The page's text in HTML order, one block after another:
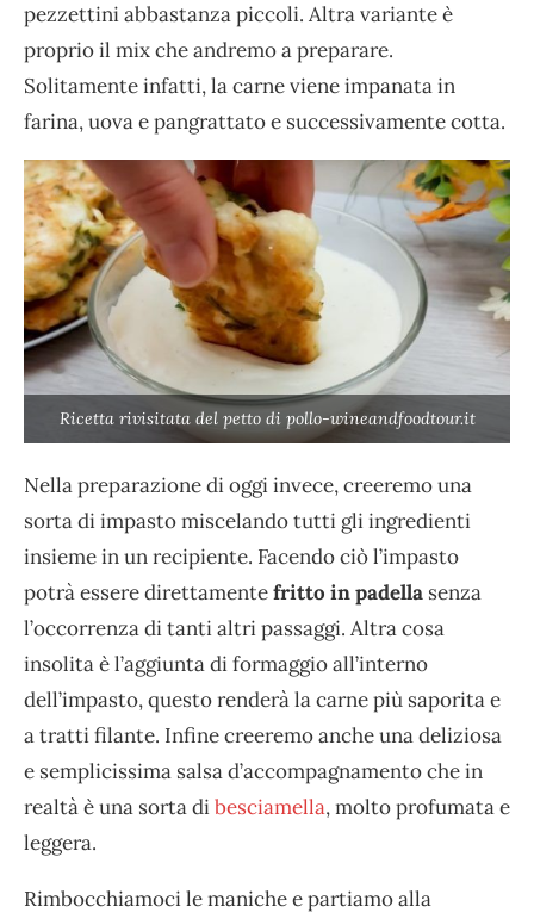
pezzettini abbastanza piccoli. Altra variante è
proprio il mix che andremo a preparare.
Solitamente infatti, la carne viene impanata in
farina, uova e pangrattato e successivamente cotta.
Ricetta rivisitata del petto di pollo-wineandfoodtour.it
Nella preparazione di oggi invece, creeremo una
sorta di impasto miscelando tutti gli ingredienti
insieme in un recipiente. Facendo ciò l’impasto
potrà essere direttamentefritto in padella senza
l’occorrenza di tanti altri passaggi. Altra cosa
insolita è l’aggiunta di formaggio all’interno
dell’impasto, questo renderà la carne più saporita e
a tratti filante. Infine creeremo anche una deliziosa
e semplicissima salsa d’accompagnamento che in
realtà è una sorta dibesciamella, molto profumata e
leggera.
Rimbocchiamoci le maniche e partiamo alla